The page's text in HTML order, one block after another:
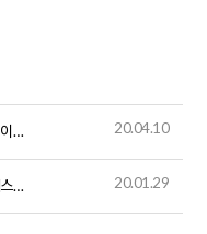
<난생 처음 한번 공부하는 미술 이야기> 6권 파본 교환 안내 20.04.10
난처한 클래식 수업 3권 베타 테스터 모집! 20.01.29